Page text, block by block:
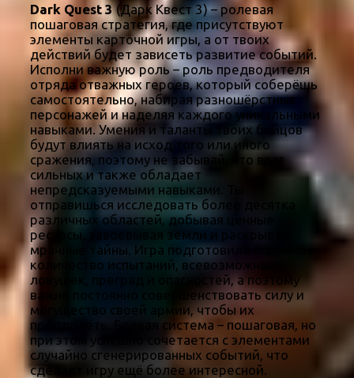
Dark Quest 3(Дарк Квест 3) – ролевая
пошаговая стратегия, где присутствуют
элементы карточной игры, а от твоих
действий будет зависеть развитие событий.
Исполни важную роль – роль предводителя
отряда отважных героев, который соберёшь
самостоятельно, набирая разношёрстных
персонажей и наделяя каждого уникальными
навыками. Умения и таланты твоих бойцов
будут влиять на исход того или иного
сражения, поэтому не забывай, что враг
сильных и также обладает
непредсказуемыми навыками. Ты
отправишься исследовать более десятка
различных областей, добывая ценные
ресурсы, завоевывая земли и раскрывая
мрачные тайны. Игра подготовила огромное
количество испытаний, всевозможных
ловушек, преград и опасностей, а поэтому
важно постоянно совершенствовать силу и
могущество своей армии, чтобы их
преодолеть. Боевая система – пошаговая, но
при этом успешно сочетается с элементами
случайно сгенерированных событий, что
сделает игру ещё более интересной.